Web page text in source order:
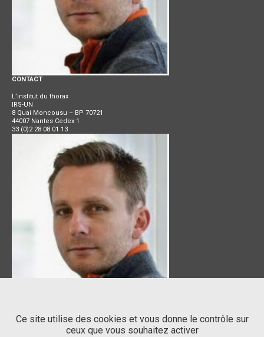
CONTACT
L’institut du thorax
IRS-UN
8 Quai Moncousu – BP 70721
44007 Nantes Cedex 1
33 (0)2 28 08 01 13
SIEGE SOCIAL
Centre Hospitalier
Ce site utilise des cookies et vous donne le contrôle sur
ceux que vous souhaitez activer